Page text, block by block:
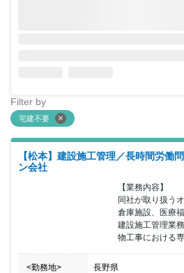
Filter by
宅建不要
【松本】建設施工管理／長時間労働
ン会社
【業務内容】
同社が取り扱う
倉庫施設、医療
建設施工管理業
物工事における
<勤務地> 長野県